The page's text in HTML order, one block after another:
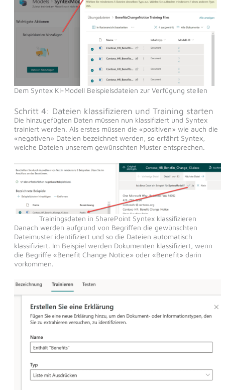
Dem Syntex KI-Modell Beispielsdateien zur Verfügung stellen
Schritt 4: Dateien klassifizieren und Training starten
Die hinzugefügten Daten müssen nun klassifiziert und Syntex
trainiert werden. Als erstes müssen die «positiven» wie auch die
«negativen» Dateien bezeichnet werden, so erfährt Syntex,
welche Dateien unserem gewünschten Muster entsprechen.
Trainingsdaten in SharePoint Syntex klassifizieren
Danach werden aufgrund von Begriffen die gewünschten
Dateimuster identifiziert und so die Dateien automatisch
klassifiziert. Im Beispiel werden Dokumenten klassifiziert, wenn
die Begriffe «Benefit Change Notice» oder «Benefit» darin
vorkommen.